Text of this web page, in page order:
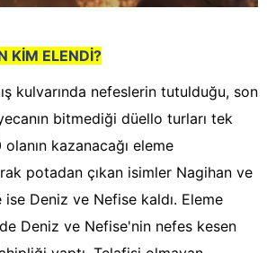
KİM ELENDİ?
kulvarında nefeslerin tutulduğu, son
bitmediği düello turları tek
kazanacağı eleme
potadan çıkan isimler Nagihan ve
ise Deniz ve Nefise kaldı. Eleme
Deniz ve Nefise'nin nefes kesen